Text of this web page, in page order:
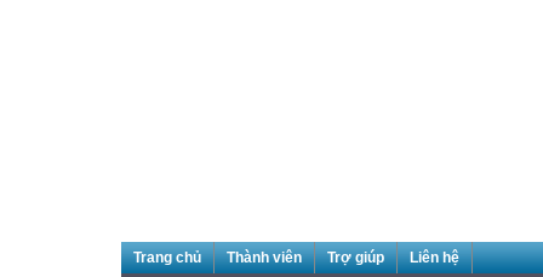
Trang chủ Thành viên Trợ giúp Liên hệ